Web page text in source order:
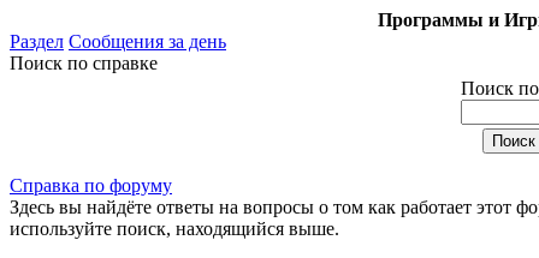
Программы и
Раздел Сообщения за день
Поиск по справке
Поиск
Справка по форуму
Здесь вы найдёте ответы на вопросы о том как работает
используйте поиск, находящийся выше.